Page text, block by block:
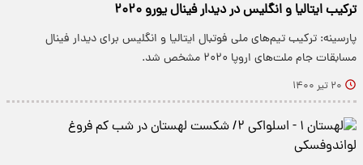
ترکیب ایتالیا و انگلیس در دیدار فینال یورو ۲۰۲۰
پارسینه: ترکیب تیم‌های ملی فوتبال ایتالیا و انگلیس برای دیدار فینال
مسابقات جام ملت‌های اروپا ۲۰۲۰ مشخص شد.
۲۰ تیر ۱۴۰۰